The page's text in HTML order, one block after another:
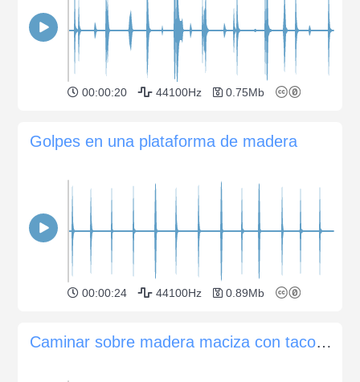
00:00:20 44100Hz 0.75Mb
Golpes en una plataforma de madera
00:00:24 44100Hz 0.89Mb
Caminar sobre madera maciza con tacones